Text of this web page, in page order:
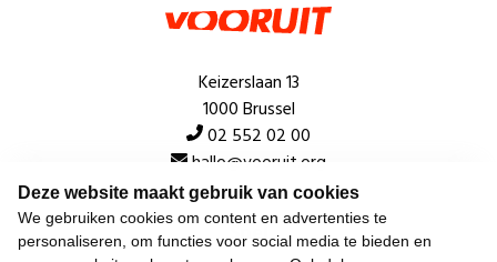
Deze website maakt gebruik van cookies
We gebruiken cookies om content en advertenties te
personaliseren, om functies voor social media te bieden en
Keizerslaan 13
1000 Brussel
02 552 02 00
hallo@vooruit.org
Snel